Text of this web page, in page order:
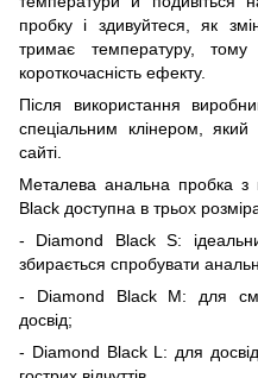
пробку і здивуйтеся, як
тримає температуру,
короткочасність ефекту.
Після використання
спеціальним клінером,
сайті.
Металева анальна пробка з
Black доступна в трьох
- Diamond Black S:
збирається спробувати
- Diamond Black M: для
досвід;
- Diamond Black L: для